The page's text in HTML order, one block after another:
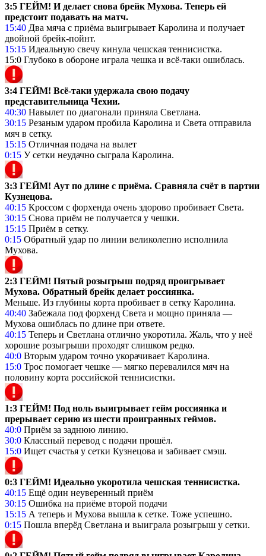
3:5 ГЕЙМ! И делает снова брейк Мухова. Теперь ей
предстоит подавать на матч.
15:40 Два мяча с приёма выигрывает Каролина и получает
двойной брейк-пойнт.
15:15 Идеальную свечу кинула чешская теннисистка.
15:0 Глубоко в обороне играла чешка и всё-таки ошиблась.
3:4 ГЕЙМ! Всё-таки удержала свою подачу
представительница Чехии.
40:30 Навылет по диагонали приняла Светлана.
30:15 Резаным ударом пробила Каролина и Света отправила
мяч в сетку.
15:15 Отличная подача на вылет
0:15 У сетки неудачно сыграла Каролина.
3:3 ГЕЙМ! Аут по длине с приёма. Сравняла счёт в партии
Кузнецова.
40:15 Кроссом с форхенда очень здорово пробивает Света.
30:15 Снова приём не получается у чешки.
15:15 Приём в сетку.
0:15 Обратный удар по линии великолепно исполнила
Мухова.
2:3 ГЕЙМ! Пятый розыгрыш подряд проигрывает
Мухова. Обратный брейк делает россиянка.
Меньше. Из глубины корта пробивает в сетку Каролина.
40:40 Забежала под форхенд Света и мощно приняла —
Мухова ошиблась по длине при ответе.
40:15 Теперь и Светлана отлично укоротила. Жаль, что у неё
хорошие розыгрыши проходят слишком редко.
40:0 Вторым ударом точно укорачивает Каролина.
15:0 Трос помогает чешке — мягко перевалился мяч на
половину корта российской теннисистки.
1:3 ГЕЙМ! Под ноль выигрывает гейм россиянка и
прерывает серию из шести проигранных геймов.
40:0 Приём за заднюю линию.
30:0 Классный перевод с подачи прошёл.
15:0 Ищет счастья у сетки Кузнецова и забивает смэш.
0:3 ГЕЙМ! Идеально укоротила чешская теннисистка.
40:15 Ещё один неуверенный приём
30:15 Ошибка на приёме второй подачи
15:15 А теперь и Мухова вышла к сетке. Тоже успешно.
0:15 Пошла вперёд Светлана и выиграла розыгрыш у сетки.